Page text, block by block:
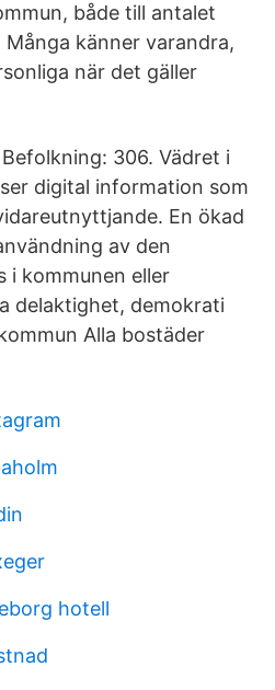
både till antalet
känner varandra,
när det gäller
306. Vädret i
digital information som
En ökad
av den
i kommunen eller
delaktighet, demokrati
Alla bostäder
hotell